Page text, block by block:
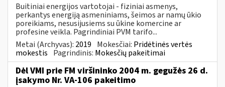
Buitiniai energijos vartotojai - fiziniai asmenys,
perkantys energiją asmeniniams, šeimos ar namų ūkio
poreikiams, nesusijusiems su ūkine komercine ar
profesine veikla. Pagrindiniai PVM tarifo...
Metai (Archyvas): 2019 Mokesčiai: Pridėtinės vertės
mokestis Pagrindinis: Mokesčių pakeitimai
Dėl VMI prie FM viršininko 2004 m. gegužės 26 d.
įsakymo Nr. VA-106 pakeitimo